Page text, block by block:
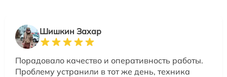
Шишкин Захар
Порадовало качество и оперативность работы.
Проблему устранили в тот же день, техника